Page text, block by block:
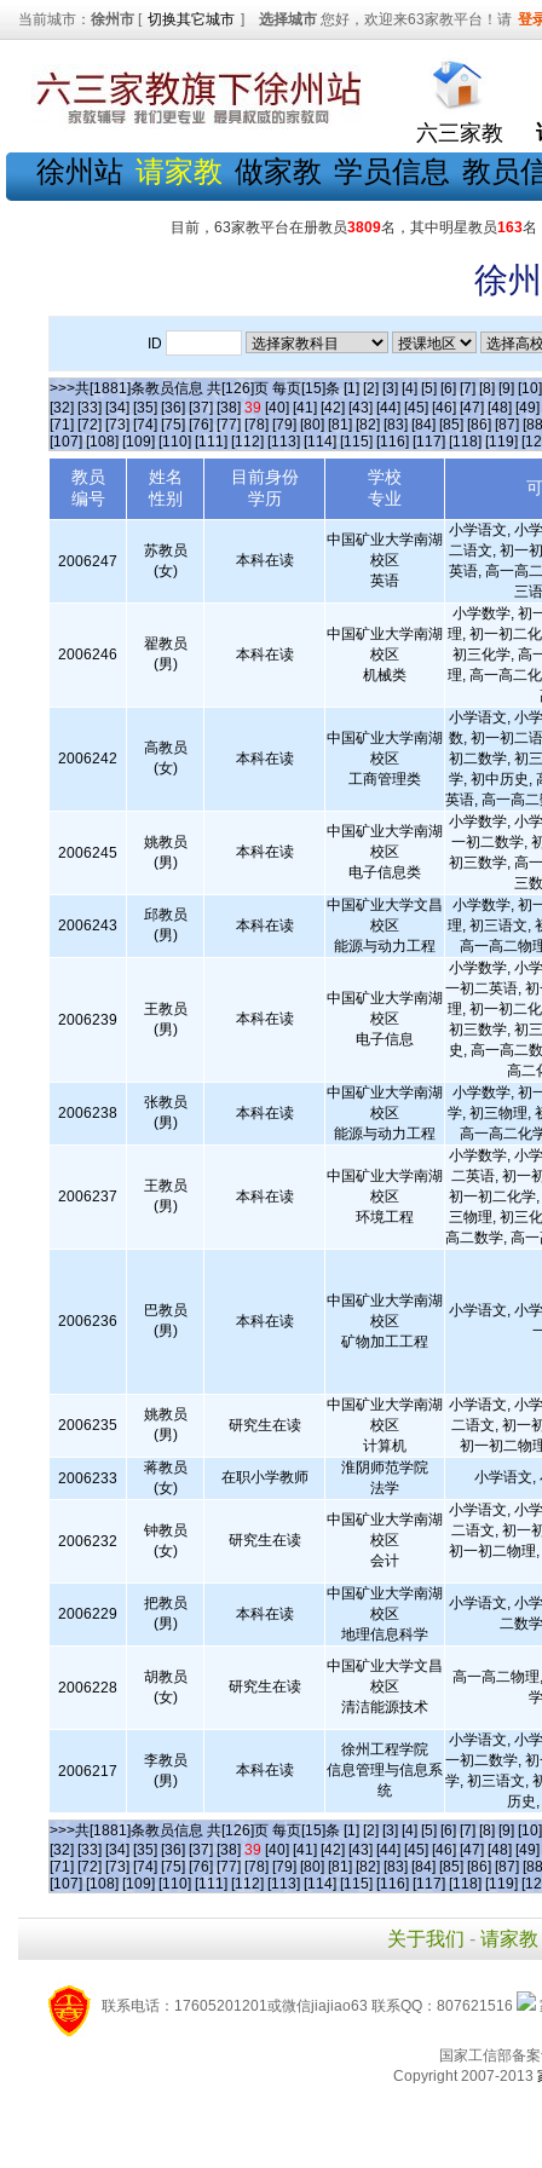
当前城市： 徐州市 [ 切换其它城市 ] 选择城市 您好，欢迎来63家教平台！请 登
六三家教
徐州站 请家教 做家教 学员信息 教员
目前，63家教平台在册教员3809名，其中明星教员163名
徐
ID
>>>共[1881]条教员信息 共[126]页 每页[15]条 [1] [2] [3] [4] [5] [6] [7] [8] [9] [10]
[32] [33] [34] [35] [36] [37] [38] 39 [40] [41] [42] [43] [44] [45] [46] [47] [48] [49]
[71] [72] [73] [74] [75] [76] [77] [78] [79] [80] [81] [82] [83] [84] [85] [86] [87]
[107] [108] [109] [110] [111] [112] [113] [114] [115] [116] [117] [118] [119]
教员
编号
姓名
性别
目前身份
学历
学校
专业
2006247
苏教员
(女)
本科在读
中国矿业大学南湖
校区
英语
小学语文, 小
二语文, 初一
英语, 高一高
三
2006246
翟教员
(男)
本科在读
中国矿业大学南湖
校区
机械类
小学数学, 初
理, 初一初二
初三化学, 高
理, 高一高二
2006242
高教员
(女)
本科在读
中国矿业大学南湖
校区
工商管理类
小学语文, 小
数, 初一初二
初二数学, 初
学, 初中历史,
英语, 高一高
2006245
姚教员
(男)
本科在读
中国矿业大学南湖
校区
电子信息类
小学数学, 小
一初二数学,
初三数学, 高
三
2006243
邱教员
(男)
本科在读
中国矿业大学文昌
校区
能源与动力工程
小学数学, 初
理, 初三语文,
高一高二物
2006239
王教员
(男)
本科在读
中国矿业大学南湖
校区
电子信息
小学数学, 小
一初二英语,
理, 初一初二
初三数学, 初
史, 高一高二
高二
2006238
张教员
(男)
本科在读
中国矿业大学南湖
校区
能源与动力工程
小学数学, 初
学, 初三物理,
高一高二化
2006237
王教员
(男)
本科在读
中国矿业大学南湖
校区
环境工程
小学数学, 小
二英语, 初一
初一初二化学
三物理, 初三
高二数学, 高
2006236
巴教员
(男)
本科在读
中国矿业大学南湖
校区
矿物加工工程
小学语文, 小
2006235
姚教员
(男)
研究生在读
中国矿业大学南湖
校区
计算机
小学语文, 小
二语文, 初一
初一初二物
2006233
蒋教员
(女)
在职小学教师
淮阴师范学院
法学
小学语文,
2006232
钟教员
(女)
研究生在读
中国矿业大学南湖
校区
会计
小学语文, 小
二语文, 初一
初一初二物理
2006229
把教员
(男)
本科在读
中国矿业大学南湖
校区
地理信息科学
小学语文, 小
二数
2006228
胡教员
(女)
研究生在读
中国矿业大学文昌
校区
清洁能源技术
高一高二物
2006217
李教员
(男)
本科在读
徐州工程学院
信息管理与信息系
统
小学语文, 小
一初二数学,
学, 初三语文,
历史
>>>共[1881]条教员信息 共[126]页 每页[15]条 [1] [2] [3] [4] [5] [6] [7] [8] [9] [10]
[32] [33] [34] [35] [36] [37] [38] 39 [40] [41] [42] [43] [44] [45] [46] [47] [48] [49]
[71] [72] [73] [74] [75] [76] [77] [78] [79] [80] [81] [82] [83] [84] [85] [86] [87]
[107] [108] [109] [110] [111] [112] [113] [114] [115] [116] [117] [118] [119]
关于我们 - 请家教
联系电话：17605201201或微信jiajiao63 联系QQ：807621516
国家工信部备
Copyright 2007-2013